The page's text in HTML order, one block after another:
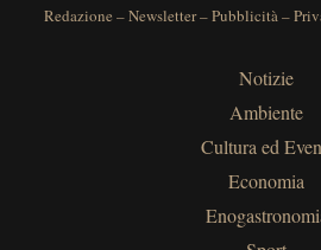
Redazione –Newsletter–Pubblicità–
Notizie
Ambiente
Cultura ed
Economia